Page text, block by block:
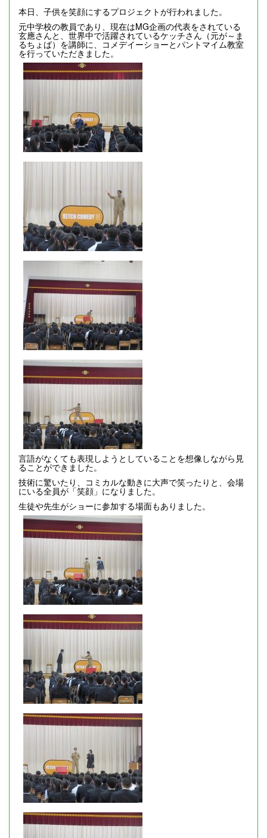
本日、子供を笑顔にするプロジェクトが行われました。
元中学校の教員であり、現在はMG企画の代表をされている
玄應さんと、世界中で活躍されているケッチさん（元が～ま
るちょば）を講師に、コメデイーショーとパントマイム教室
を行っていただきました。
言語がなくても表現しようとしていることを想像しながら見
ることができました。
技術に驚いたり、コミカルな動きに大声で笑ったりと、会場
にいる全員が「笑顔」になりました。
生徒や先生がショーに参加する場面もありました。